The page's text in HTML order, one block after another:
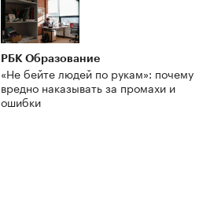
РБК Образование
«Не бейте людей по рукам»: почему
вредно наказывать за промахи и
ошибки